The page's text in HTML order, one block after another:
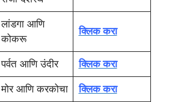
लांडगा आणि
कोकरू
क्लिक करा
पर्वत आणि उंदीर क्लिक करा
मोर आणि करकोचा क्लिक करा